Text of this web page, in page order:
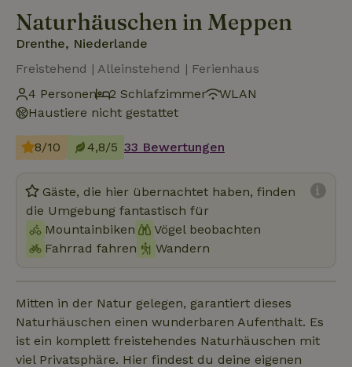
Naturhäuschen in Meppen
Drenthe, Niederlande
Freistehend | Alleinstehend | Ferienhaus
4 Personen
2 Schlafzimmer
WLAN
Haustiere nicht gestattet
8/10 4,8/5 33 Bewertungen
Gäste, die hier übernachtet haben, finden
die Umgebung fantastisch für
Mountainbiken
Vögel beobachten
Fahrrad fahren
Wandern
Mitten in der Natur gelegen, garantiert dieses
Naturhäuschen einen wunderbaren Aufenthalt. Es
ist ein komplett freistehendes Naturhäuschen mit
viel Privatsphäre. Hier findest du deine eigenen